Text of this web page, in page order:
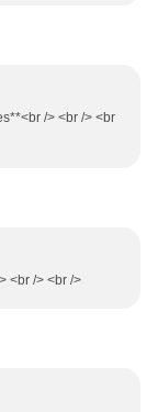
/> <br /> <br
<br /> <br />